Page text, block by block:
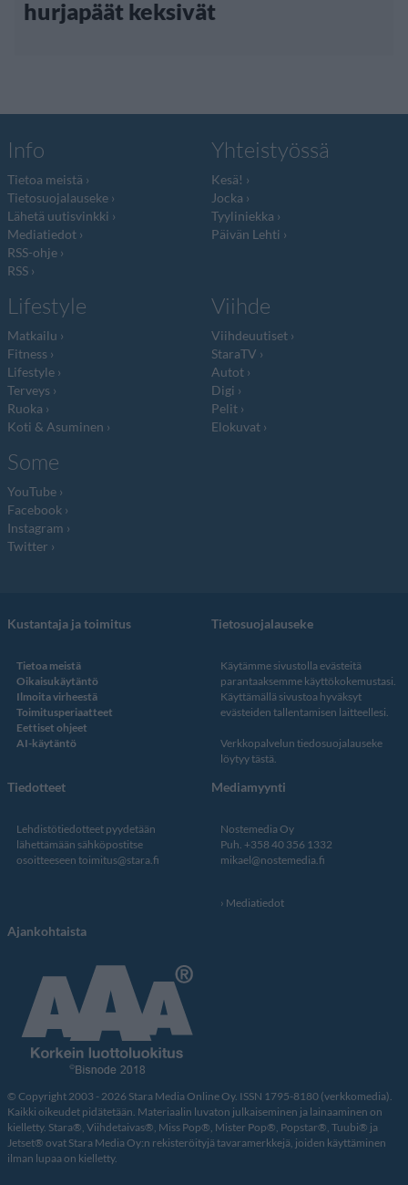
hurjapäät keksivät
Info
Tietoa meistä
Tietosuojalauseke
Lähetä uutisvinkki
Mediatiedot
RSS-ohje
RSS
Yhteistyössä
Kesä!
Jocka
Tyyliniekka
Päivän Lehti
Lifestyle
Matkailu
Fitness
Lifestyle
Terveys
Ruoka
Koti & Asuminen
Viihde
Viihdeuutiset
StaraTV
Autot
Digi
Pelit
Elokuvat
Some
YouTube
Facebook
Instagram
Twitter
Kustantaja ja toimitus
Tietoa meistä
Oikaisukäytäntö
Ilmoita virheestä
Toimitusperiaatteet
Eettiset ohjeet
AI-käytäntö
Tietosuojalauseke
Käytämme sivustolla evästeitä
parantaaksemme käyttökokemustasi.
Käyttämällä sivustoa hyväksyt
evästeiden tallentamisen laitteellesi.
Verkkopalvelun tiedosuojalauseke
löytyy tästä
Tiedotteet
Lehdistötiedotteet pyydetään
lähettämään sähköpostitse
osoitteeseen toimitus@stara.fi
Mediamyynti
Nostemedia Oy
Puh. +358 40 356 1332
mikael@nostemedia.fi
Mediatiedot
Ajankohtaista
© Copyright 2003 - 2026 Stara Media Online Oy. ISSN 1795-8180 (verkkomedia).
Kaikki oikeudet pidätetään. Materiaalin luvaton julkaiseminen ja lainaaminen on
kielletty. Stara®, Viihdetaivas®, Miss Pop®, Mister Pop®, Popstar®, Tuubi® ja
Jetset® ovat Stara Media Oy:n rekisteröityjä tavaramerkkejä, joiden käyttäminen
ilman lupaa on kielletty.